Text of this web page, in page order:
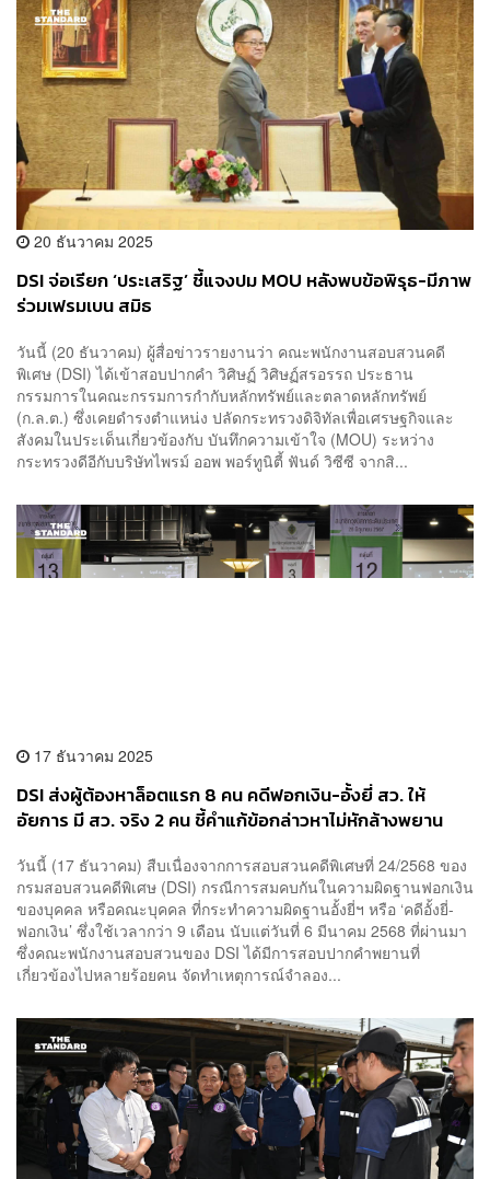
20 ธันวาคม 2025
DSI จ่อเรียก ‘ประเสริฐ’ ชี้แจงปม MOU หลังพบข้อพิรุธ-มีภาพ
ร่วมเฟรมเบน สมิธ
วันนี้ (20 ธันวาคม) ผู้สื่อข่าวรายงานว่า คณะพนักงานสอบสวนคดี
พิเศษ (DSI) ได้เข้าสอบปากคำ วิศิษฏ์ วิศิษฏ์สรอรรถ ประธาน
กรรมการในคณะกรรมการกำกับหลักทรัพย์และตลาดหลักทรัพย์​​
(ก.ล.ต.) ซึ่งเคยดำรงตำแหน่ง ปลัดกระทรวงดิจิทัลเพื่อเศรษฐกิจและ
สังคมในประเด็นเกี่ยวข้องกับ บันทึกความเข้าใจ (MOU) ระหว่าง
กระทรวงดีอีกับบริษัทไพรม์ ออพ พอร์ทูนิตี้ ฟันด์ วิซีซี จากสิ...
17 ธันวาคม 2025
DSI ส่งผู้ต้องหาล็อตแรก 8 คน คดีฟอกเงิน-อั้งยี่ สว. ให้
อัยการ มี สว. จริง 2 คน ชี้คำแก้ข้อกล่าวหาไม่หักล้างพยาน
วันนี้ (17 ธันวาคม) สืบเนื่องจากการสอบสวนคดีพิเศษที่ 24/2568 ของ
กรมสอบสวนคดีพิเศษ (DSI) กรณีการสมคบกันในความผิดฐานฟอกเงิน
ของบุคคล หรือคณะบุคคล ที่กระทำความผิดฐานอั้งยี่ฯ หรือ ‘คดีอั้งยี่-
ฟอกเงิน’ ซึ่งใช้เวลากว่า 9 เดือน นับแต่วันที่ 6 มีนาคม 2568 ที่ผ่านมา
ซึ่งคณะพนักงานสอบสวนของ DSI ได้มีการสอบปากคำพยานที่
เกี่ยวข้องไปหลายร้อยคน จัดทำเหตุการณ์จำลอง...